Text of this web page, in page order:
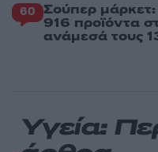
60 Σούπερ μάρκετ:
916 προϊόντα
ανάμεσά τους
Υγεία: